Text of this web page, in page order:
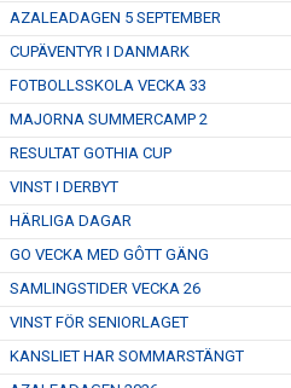
SPONSRING
AZALEADAGEN 5 SEPTEMBER
CUPÄVENTYR I DANMARK
FOTBOLLSSKOLA VECKA 33
MAJORNA SUMMERCAMP 2
RESULTAT GOTHIA CUP
VINST I DERBYT
HÄRLIGA DAGAR
GO VECKA MED GÔTT GÄNG
SAMLINGSTIDER VECKA 26
VINST FÖR SENIORLAGET
KANSLIET HAR SOMMARSTÄNGT